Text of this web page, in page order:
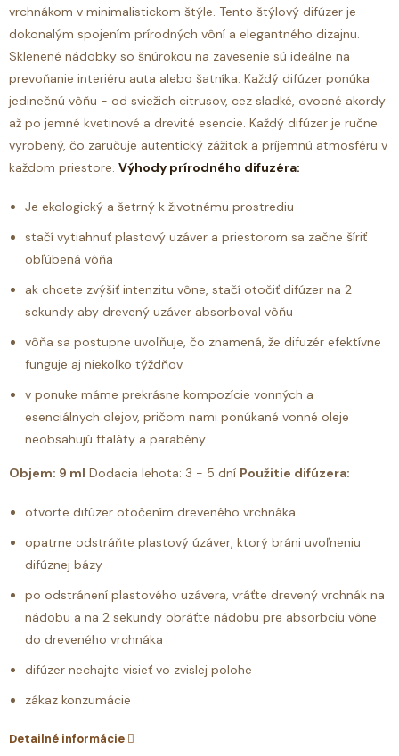
vrchnákom v minimalistickom štýle. Tento štýlový difúzer je
dokonalým spojením prírodných vôní a elegantného dizajnu.
Sklenené nádobky so šnúrokou na zavesenie sú ideálne na
prevoňanie interiéru auta alebo šatníka. Každý difúzer ponúka
jedinečnú vôňu - od sviežich citrusov, cez sladké, ovocné akordy
až po jemné kvetinové a drevité esencie. Každý difúzer je ručne
vyrobený, čo zaručuje autentický zážitok a príjemnú atmosféru v
každom priestore. Výhody prírodného difuzéra:
Je ekologický a šetrný k životnému prostrediu
stačí vytiahnuť plastový uzáver a priestorom sa začne šíriť
obľúbená vôňa
ak chcete zvýšiť intenzitu vône, stačí otočiť difúzer na 2
sekundy aby drevený uzáver absorboval vôňu
vôňa sa postupne uvoľňuje, čo znamená, že difuzér efektívne
funguje aj niekoľko týždňov
v ponuke máme prekrásne kompozície vonných a
esenciálnych olejov, pričom nami ponúkané vonné oleje
neobsahujú ftaláty a parabény
Objem: 9 ml Dodacia lehota: 3 - 5 dní Použitie difúzera:
otvorte difúzer otočením dreveného vrchnáka
opatrne odstráňte plastový úzáver, ktorý bráni uvoľneniu
difúznej bázy
po odstránení plastového uzávera, vráťte drevený vrchnák na
nádobu a na 2 sekundy obráťte nádobu pre absorbciu vône
do dreveného vrchnáka
difúzer nechajte visieť vo zvislej polohe
zákaz konzumácie
Detailné informácie